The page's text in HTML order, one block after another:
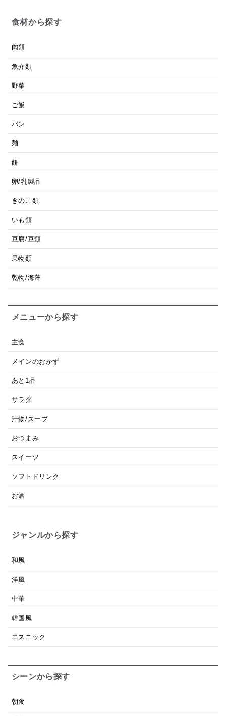
食材から探す
肉類
魚介類
野菜
ご飯
パン
麺
餅
卵/乳製品
きのこ類
いも類
豆腐/豆類
果物類
乾物/海藻
メニューから探す
主食
メインのおかず
あと1品
サラダ
汁物/スープ
おつまみ
スイーツ
ソフトドリンク
お酒
ジャンルから探す
和風
洋風
中華
韓国風
エスニック
シーンから探す
朝食